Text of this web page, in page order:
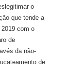
o
que tende a
com o
de
da não-
de